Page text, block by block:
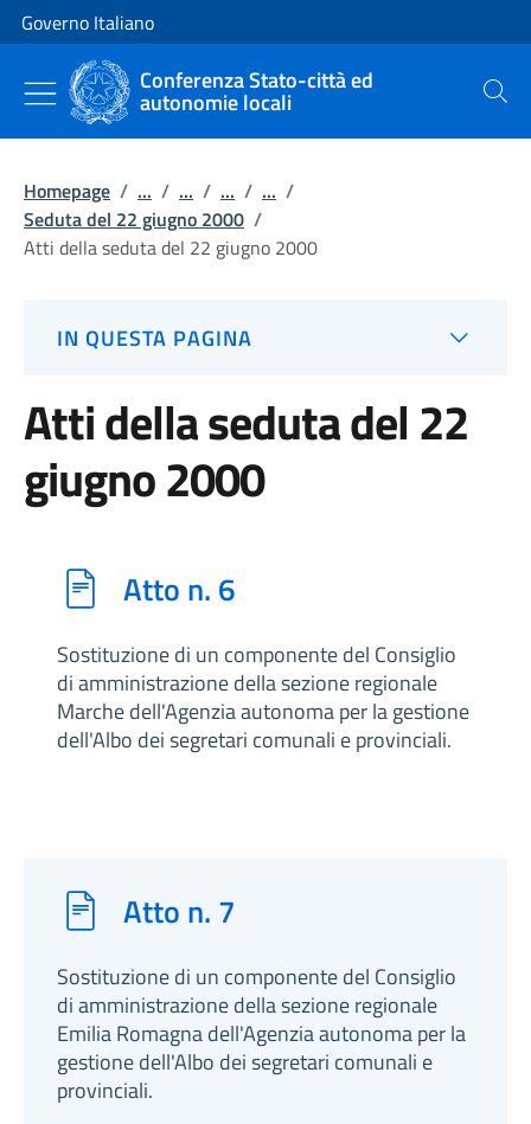
Vai al contenuto
Vai alla navigazione del sito
Governo Italiano
Conferenza Stato-città ed
autonomie locali Cerca
Homepage / ... / ... / ... / ... /
Seduta del 22 giugno 2000 /
Atti della seduta del 22 giugno 2000
IN QUESTA PAGINA
Atti della seduta del 22
giugno 2000
Atto n. 6
Sostituzione di un componente del Consiglio
di amministrazione della sezione regionale
Marche dell'Agenzia autonoma per la gestione
dell'Albo dei segretari comunali e provinciali.
Atto n. 7
Sostituzione di un componente del Consiglio
di amministrazione della sezione regionale
Emilia Romagna dell'Agenzia autonoma per la
gestione dell'Albo dei segretari comunali e
provinciali.